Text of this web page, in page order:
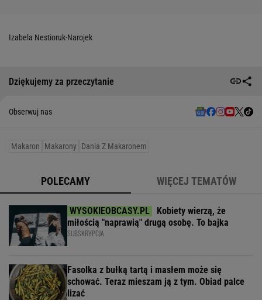
Izabela Nestioruk-Narojek
Dziękujemy za przeczytanie
Obserwuj nas
Makaron Makarony Dania Z Makaronem
POLECAMY WIĘCEJ TEMATÓW
Kobiety wierzą, że
miłością "naprawią" drugą osobę. To bajka
SUBSKRYPCJA
Fasolka z bułką tartą i masłem może się
schować. Teraz mieszam ją z tym. Obiad palce
lizać